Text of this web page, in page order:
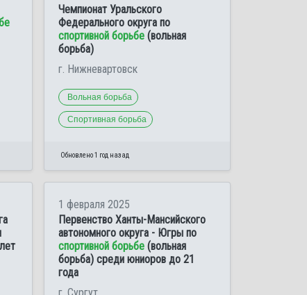
Чемпионат Уральского
Федерального округа по
спортивной борьбе (вольная
борьба)
г. Нижневартовск
Вольная борьба
Спортивная борьба
Обновлено 1 год назад
1 февраля 2025
Первенство Ханты-Мансийского
автономного округа - Югры по
спортивной борьбе (вольная
борьба) среди юниоров до 21
года